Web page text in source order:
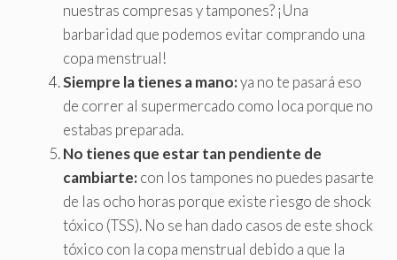
nuestras compresas y tampones? ¡Una
barbaridad que podemos evitar comprando una
copa menstrual!
Siempre la tienes a mano:ya no te pasará eso
de correr al supermercado como loca porque no
estabas preparada.
No tienes que estar tan pendiente de
cambiarte:con los tampones no puedes pasarte
de las ocho horas porque existe riesgo de shock
tóxico (TSS). No se han dado casos de este shock
tóxico con la copa menstrual debido a que la